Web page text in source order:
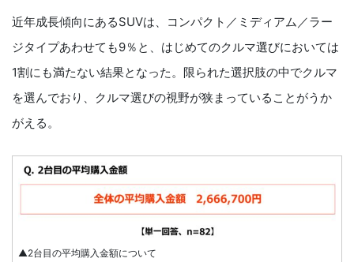
近年成長傾向にあるSUVは、コンパクト／ミディアム／ラー
ジタイプあわせても9％と、はじめてのクルマ選びにおいては
1割にも満たない結果となった。限られた選択肢の中でクルマ
を選んでおり、クルマ選びの視野が狭まっていることがうか
がえる。
▲2台目の平均購入金額について